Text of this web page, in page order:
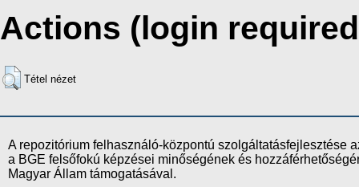
Actions (login
Tétel nézet
A repozitórium felhasználó-központú szolgáltatásfejlesztése
a BGE felsőfokú képzései minőségének és
Magyar Állam támogatásával.